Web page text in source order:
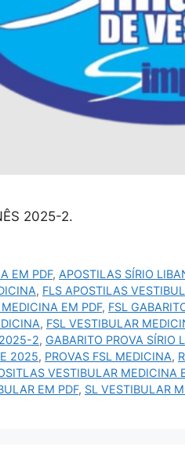
2025-2.
EM PDF, APOSTILAS SÍRIO
, FLS APOSTILAS
EM PDF, FSL
, FSL VESTIBULAR
2025-2, GABARITO PROVA SÍRIO
2025, PROVAS FSL MEDICINA,
VESTIBULAR MEDICINA
EM PDF, SL VESTIBULAR